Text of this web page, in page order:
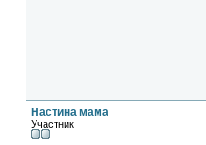
Настина мама
Участник